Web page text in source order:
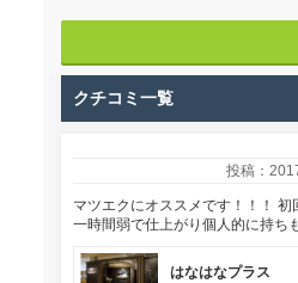
クチコミ一覧
投稿：
マツエクにオススメです！！！
一時間弱で仕上がり個人的に持ち
はなはなプラス